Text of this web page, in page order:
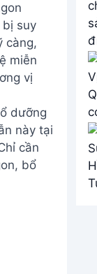
suy
càng,
miễn
vị
dưỡng
này tại
cần
bổ